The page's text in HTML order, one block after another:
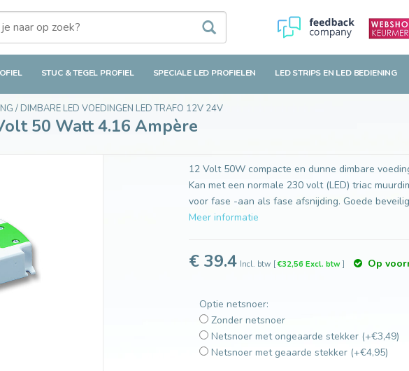
STUC & TEGEL PROFIEL SPECIALE LED PROFIELEN LED STRIPS EN LED BEDIENING
4.16 Ampère
/ DIMBARE LED VOEDINGEN LED TRAFO 12V 24V
50 Watt 4.16 Ampère
12 Volt 50W compacte en dunne dimbare
Kan met een normale 230 volt (LED) triac
voor fase -aan als fase afsnijding. Goede
Meer informatie
€ 39.4 Incl. btw [€32,56 Excl. btw] Op
Optie netsnoer:
Zonder netsnoer
Netsnoer met ongeaarde stekker (+€3,49)
Netsnoer met geaarde stekker (+€4,95)